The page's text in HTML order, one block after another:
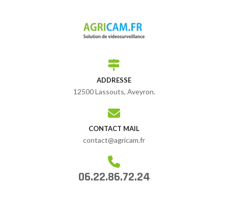
ADDRESSE
12500 Lassouts, Aveyron.
CONTACT MAIL
contact@agricam.fr
06.22.86.72.24